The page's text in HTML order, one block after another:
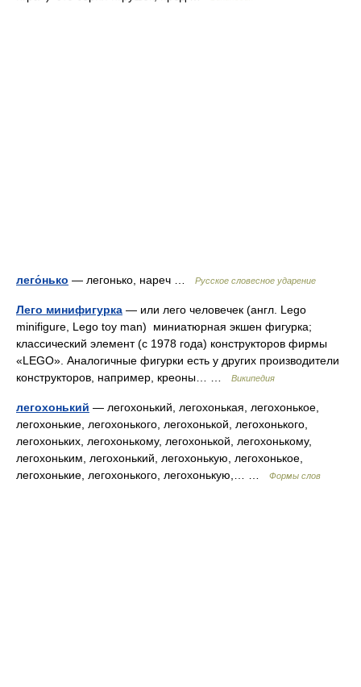
лего́нько — легонько, нареч … Русское словесное ударение
Лего минифигурка — или лего человечек (англ. Lego
minifigure, Lego toy man) миниатюрная экшен фигурка;
классический элемент (с 1978 года) конструкторов фирмы
«LEGO». Аналогичные фигурки есть у других производители
конструкторов, например, креоны… …
Википедия
легохонький — легохонький, легохонькая, легохонькое,
легохонькие, легохонького, легохонькой, легохонького,
легохоньких, легохонькому, легохонькой, легохонькому,
легохоньким, легохонький, легохонькую, легохонькое,
легохонькие, легохонького, легохонькую,… …
Формы слов